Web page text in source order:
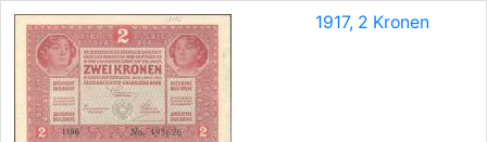
1917, 2 Kronen